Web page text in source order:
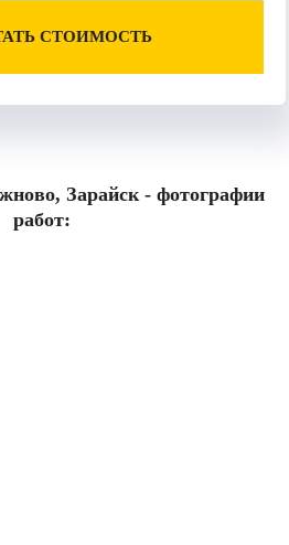
СТОИМОСТЬ
Зарайск - фотографии
работ: